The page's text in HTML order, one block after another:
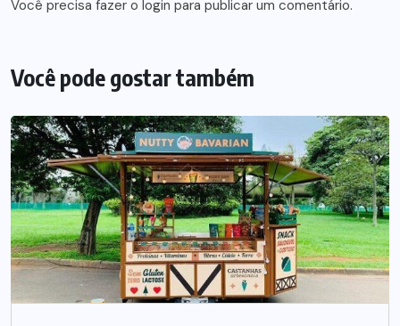
Você precisa fazer o login para publicar um comentário.
Você pode gostar também